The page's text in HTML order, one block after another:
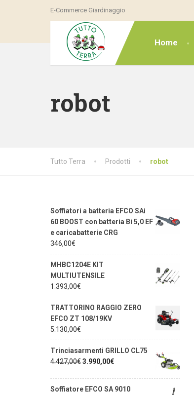
E-Commerce Giardinaggio
Home
robot
Tutto Terra Prodotti robot
Soffiatori a batteria EFCO SAi
60 BOOST con batteria Bi 5,0 EF
e caricabatterie CRG
346,00€
MHBC1204E KIT
MULTIUTENSILE
1.393,00€
TRATTORINO RAGGIO ZERO
EFCO ZT 108/19KV
5.130,00€
Trinciasarmenti GRILLO CL75
4.427,00€3.990,00€
Soffiatore EFCO SA 9010